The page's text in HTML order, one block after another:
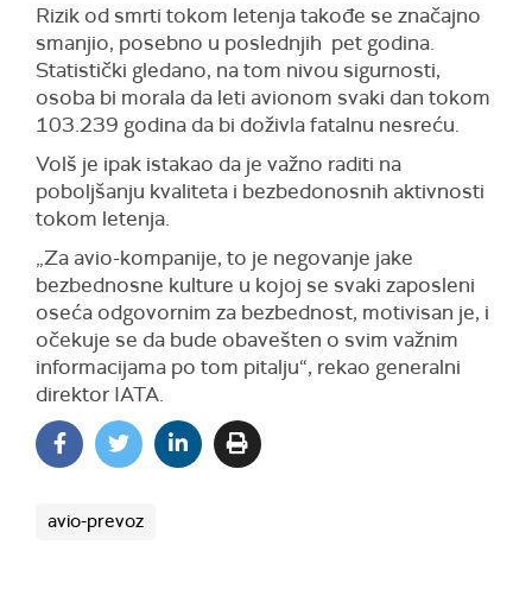
Rizik od smrti tokom letenja takođe se značajno
smanjio, posebno u poslednjih pet godina.
Statistički gledano, na tom nivou sigurnosti,
osoba bi morala da leti avionom svaki dan tokom
103.239 godina da bi doživla fatalnu nesreću.
Volš je ipak istakao da je važno raditi na
poboljšanju kvaliteta i bezbedonosnih aktivnosti
tokom letenja.
„Za avio-kompanije, to je negovanje jake
bezbednosne kulture u kojoj se svaki zaposleni
oseća odgovornim za bezbednost, motivisan je, i
očekuje se da bude obavešten o svim važnim
informacijama po tom pitalju“, rekao generalni
direktor IATA.
avio-prevoz